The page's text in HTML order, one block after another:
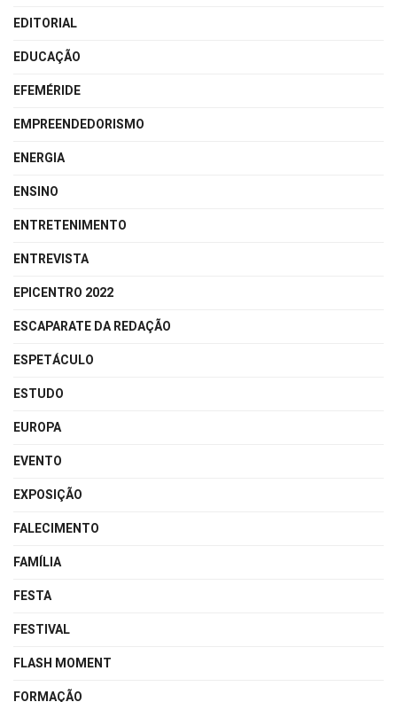
EDITORIAL
EDUCAÇÃO
EFEMÉRIDE
EMPREENDEDORISMO
ENERGIA
ENSINO
ENTRETENIMENTO
ENTREVISTA
EPICENTRO 2022
ESCAPARATE DA REDAÇÃO
ESPETÁCULO
ESTUDO
EUROPA
EVENTO
EXPOSIÇÃO
FALECIMENTO
FAMÍLIA
FESTA
FESTIVAL
FLASH MOMENT
FORMAÇÃO